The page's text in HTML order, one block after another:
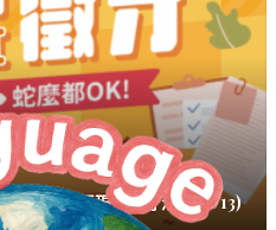
新竹地區現場徵才活動(11/13)